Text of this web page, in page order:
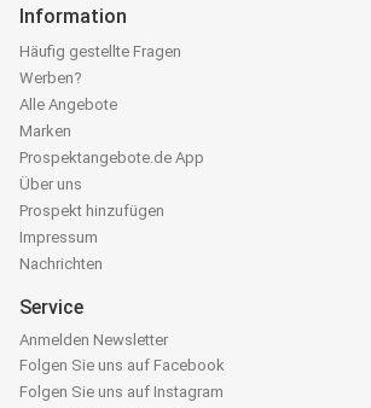
Information
Häufig gestellte Fragen
Werben?
Alle Angebote
Marken
Prospektangebote.de App
Über uns
Prospekt hinzufügen
Impressum
Nachrichten
Service
Anmelden Newsletter
Folgen Sie uns auf Facebook
Folgen Sie uns auf Instagram